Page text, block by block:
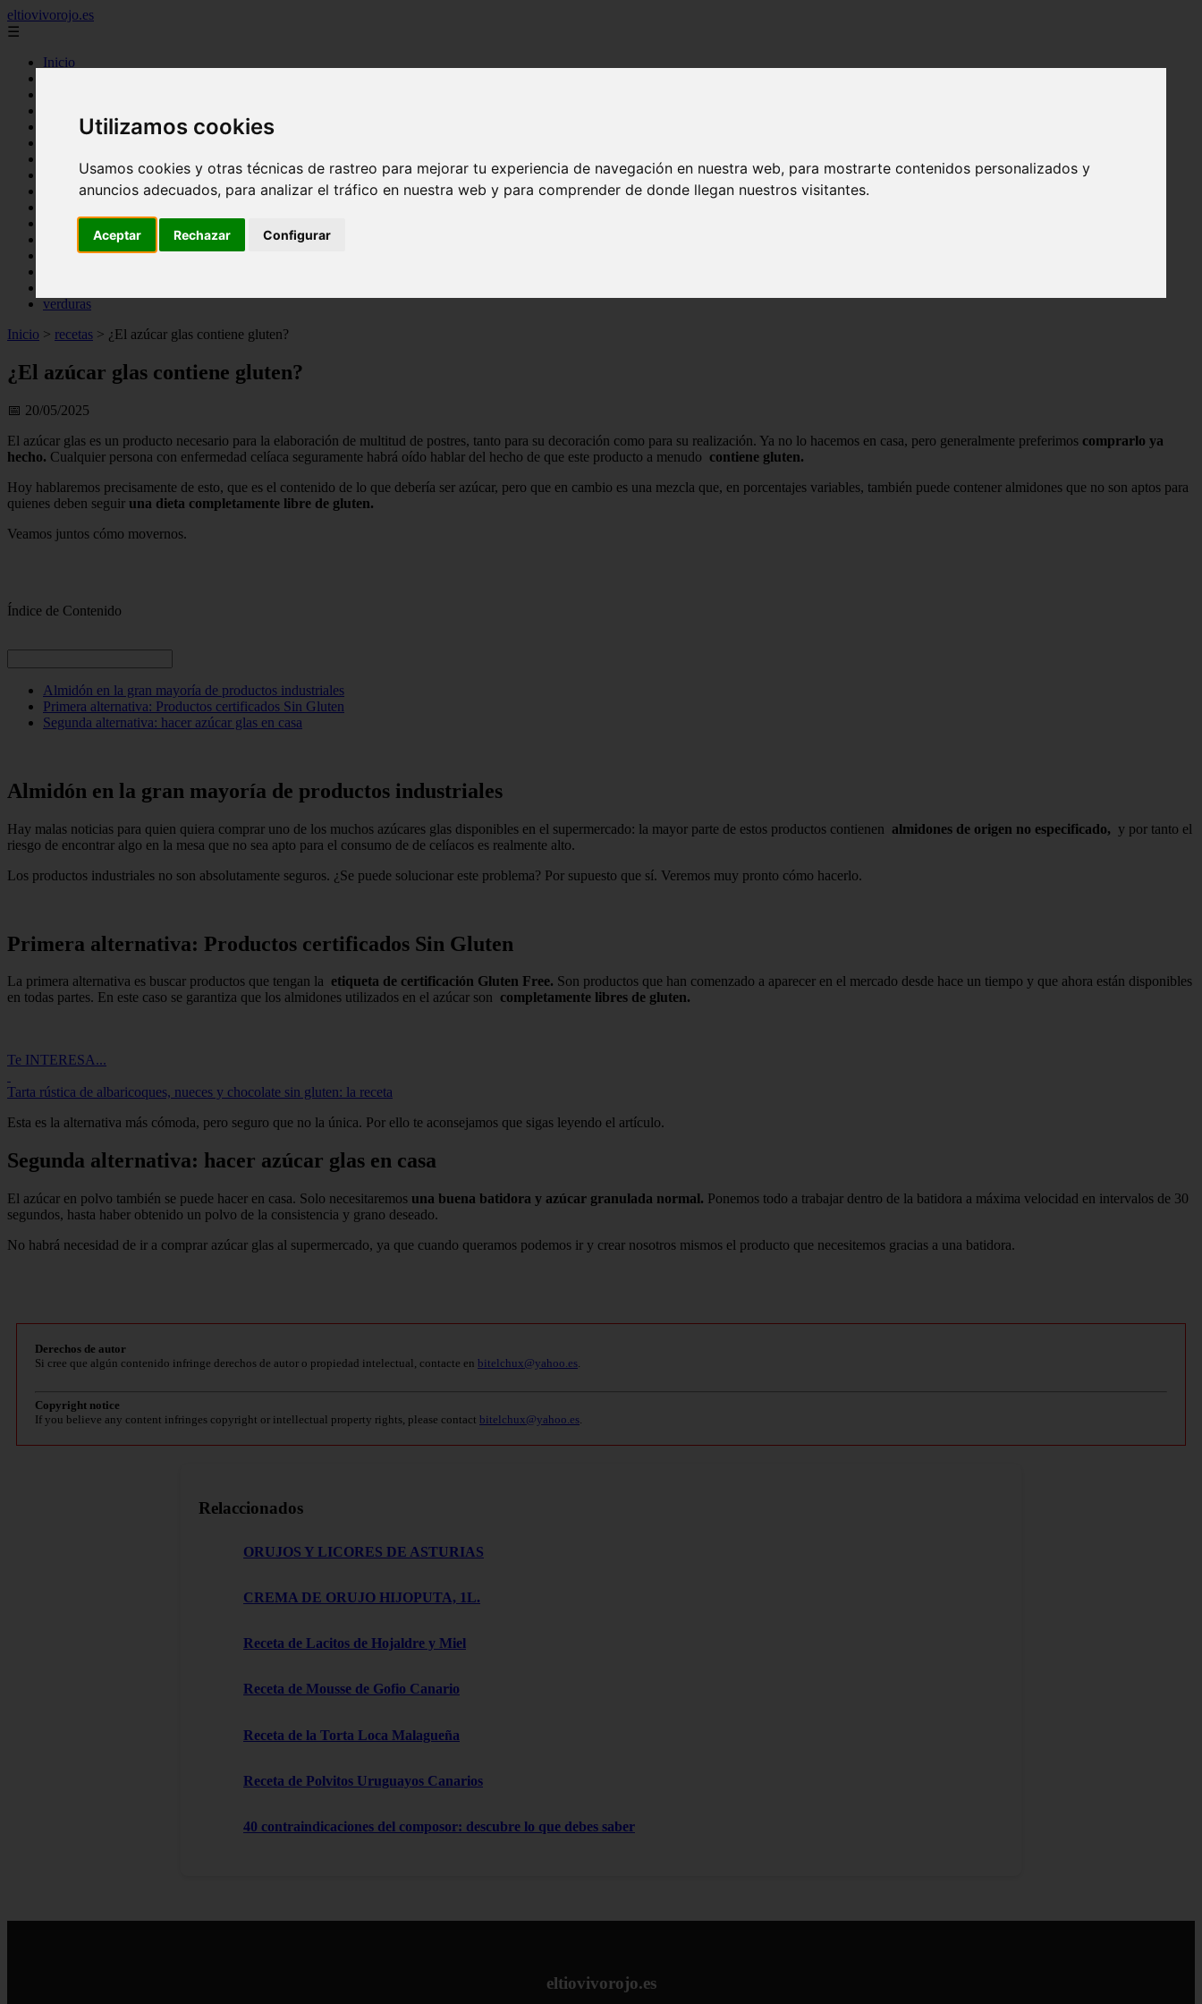
Utilizamos cookies
Usamos cookies y otras técnicas de rastreo para mejorar tu experiencia de navegación en nuestra web, para mostrarte contenidos personalizados y
anuncios adecuados, para analizar el tráfico en nuestra web y para comprender de donde llegan nuestros visitantes.
Aceptar Rechazar Configurar
eltiovivorojo.es
☰
Inicio
argentina
espana
huevos
producto
verduras
Inicio > recetas > ¿El azúcar glas contiene gluten?
¿El azúcar glas contiene gluten?
📅 20/05/2025
El azúcar glas es un producto necesario para la elaboración de multitud de postres, tanto para su decoración como para su realización. Ya no lo hacemos en casa, pero generalmente preferimos comprarlo ya
hecho. Cualquier persona con enfermedad celíaca seguramente habrá oído hablar del hecho de que este producto a menudo contiene gluten.
Hoy hablaremos precisamente de esto, que es el contenido de lo que debería ser azúcar, pero que en cambio es una mezcla que, en porcentajes variables, también puede contener almidones que no son aptos para
quienes deben seguir una dieta completamente libre de gluten.
Veamos juntos cómo movernos.
Índice de Contenido
Almidón en la gran mayoría de productos industriales
Primera alternativa: Productos certificados Sin Gluten
Segunda alternativa: hacer azúcar glas en casa
Almidón en la gran mayoría de productos industriales
Hay malas noticias para quien quiera comprar uno de los muchos azúcares glas disponibles en el supermercado: la mayor parte de estos productos contienen almidones de origen no especificado, y por tanto el
riesgo de encontrar algo en la mesa que no sea apto para el consumo de de celíacos es realmente alto.
Los productos industriales no son absolutamente seguros. ¿Se puede solucionar este problema? Por supuesto que sí. Veremos muy pronto cómo hacerlo.
Primera alternativa: Productos certificados Sin Gluten
La primera alternativa es buscar productos que tengan la etiqueta de certificación Gluten Free. Son productos que han comenzado a aparecer en el mercado desde hace un tiempo y que ahora están disponibles
en todas partes. En este caso se garantiza que los almidones utilizados en el azúcar son completamente libres de gluten.
Te INTERESA...
Tarta rústica de albaricoques, nueces y chocolate sin gluten: la receta
Esta es la alternativa más cómoda, pero seguro que no la única. Por ello te aconsejamos que sigas leyendo el artículo.
Segunda alternativa: hacer azúcar glas en casa
El azúcar en polvo también se puede hacer en casa. Solo necesitaremos una buena batidora y azúcar granulada normal. Ponemos todo a trabajar dentro de la batidora a máxima velocidad en intervalos de 30
segundos, hasta haber obtenido un polvo de la consistencia y grano deseado.
No habrá necesidad de ir a comprar azúcar glas al supermercado, ya que cuando queramos podemos ir y crear nosotros mismos el producto que necesitemos gracias a una batidora.
Derechos de autor
Si cree que algún contenido infringe derechos de autor o propiedad intelectual, contacte en bitelchux@yahoo.es.
Copyright notice
If you believe any content infringes copyright or intellectual property rights, please contact bitelchux@yahoo.es.
Relaccionados
ORUJOS Y LICORES DE ASTURIAS
CREMA DE ORUJO HIJOPUTA, 1L.
Receta de Lacitos de Hojaldre y Miel
Receta de Mousse de Gofio Canario
Receta de la Torta Loca Malagueña
Receta de Polvitos Uruguayos Canarios
40 contraindicaciones del composor: descubre lo que debes saber
eltiovivorojo.es